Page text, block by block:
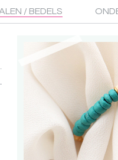
/ BEDELS